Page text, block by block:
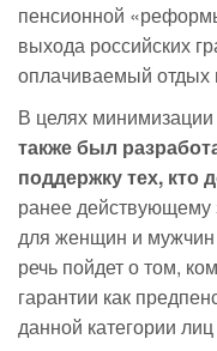
пенсионной
выхода российских
оплачиваемый отдых
В целях
также был
поддержку тех, кто
ранее действующему
для женщин и мужчин
речь пойдет о том,
гарантии как
данной категории